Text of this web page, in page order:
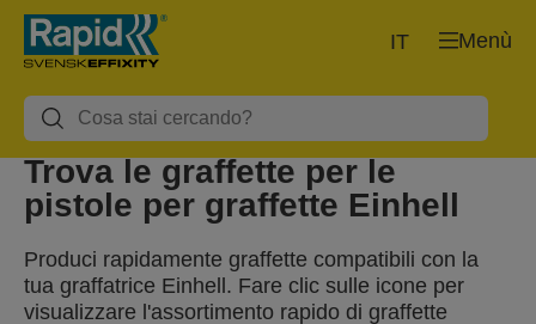
Menù
IT
Trova le graffette per le
pistole per graffette Einhell
Produci rapidamente graffette compatibili con la
tua graffatrice Einhell. Fare clic sulle icone per
visualizzare l'assortimento rapido di graffette